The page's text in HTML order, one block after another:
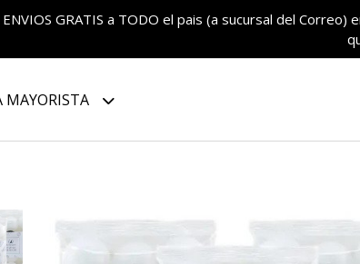
GRATIS a TODO el pais (a sucursal del Correo)
MAYORISTA